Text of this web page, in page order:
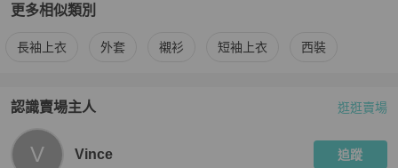
更多相似類別
更多Versace 男裝相似商品推薦
長袖上衣 外套 襯衫 短袖上衣 西裝
認識賣場主人
PopChill 拍拍圈嚴選賣家
逛逛賣場
V Vince 追蹤